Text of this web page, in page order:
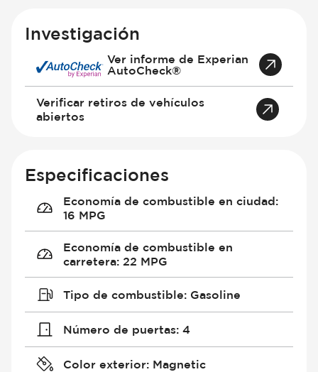
Investigación
Ver informe de Experian
AutoCheck®
Verificar retiros de vehículos
abiertos
Especificaciones
Economía de combustible en ciudad:
16 MPG
Economía de combustible en
carretera: 22 MPG
Tipo de combustible: Gasoline
Número de puertas: 4
Color exterior: Magnetic